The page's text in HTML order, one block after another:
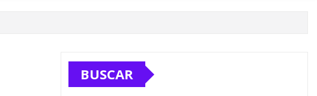
BUSCAR